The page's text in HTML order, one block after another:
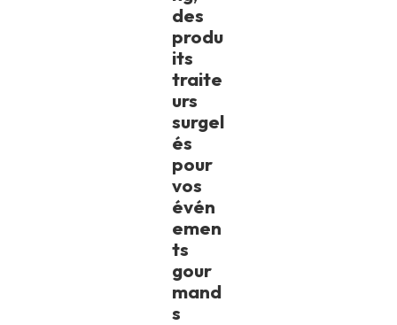
des
produ
its
traite
urs
surgel
és
pour
vos
évén
emen
ts
gour
mand
s